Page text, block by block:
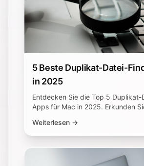
5 Beste Duplikat-Datei-
in 2025
Entdecken Sie die Top 5 Duplikat-
Apps für Mac in 2025. Erkunden
Duplicate Detective.
Weiterlesen →